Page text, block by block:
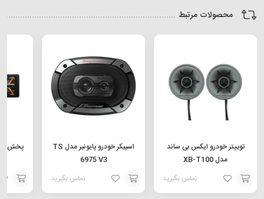
محصولات مرتبط
توییتر خودرو ایکس بی ساند
مدل XB-T100
تماس بگیرید
اسپیکر خودرو پایونیر مدل TS
6975 V3
تماس بگیرید
پخش